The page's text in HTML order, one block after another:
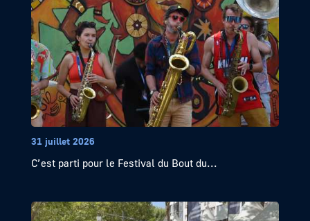
31 juillet 2026
C’est parti pour le Festival du Bout du...